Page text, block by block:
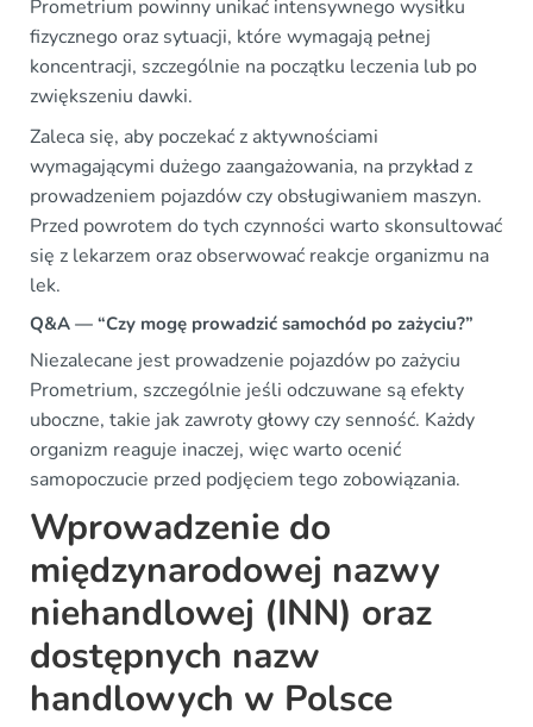
Prometrium powinny unikać intensywnego wysiłku
fizycznego oraz sytuacji, które wymagają pełnej
koncentracji, szczególnie na początku leczenia lub po
zwiększeniu dawki.
Zaleca się, aby poczekać z aktywnościami
wymagającymi dużego zaangażowania, na przykład z
prowadzeniem pojazdów czy obsługiwaniem maszyn.
Przed powrotem do tych czynności warto skonsultować
się z lekarzem oraz obserwować reakcje organizmu na
lek.
Q&A — “Czy mogę prowadzić samochód po zażyciu?”
Niezalecane jest prowadzenie pojazdów po zażyciu
Prometrium, szczególnie jeśli odczuwane są efekty
uboczne, takie jak zawroty głowy czy senność. Każdy
organizm reaguje inaczej, więc warto ocenić
samopoczucie przed podjęciem tego zobowiązania.
Wprowadzenie do
międzynarodowej nazwy
niehandlowej (INN) oraz
dostępnych nazw
handlowych w Polsce